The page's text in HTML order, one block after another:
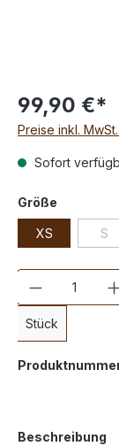
99,90 €*
Preise inkl.
Sofort
Größe
XS S
Anzahl
Stück
Beschreibung